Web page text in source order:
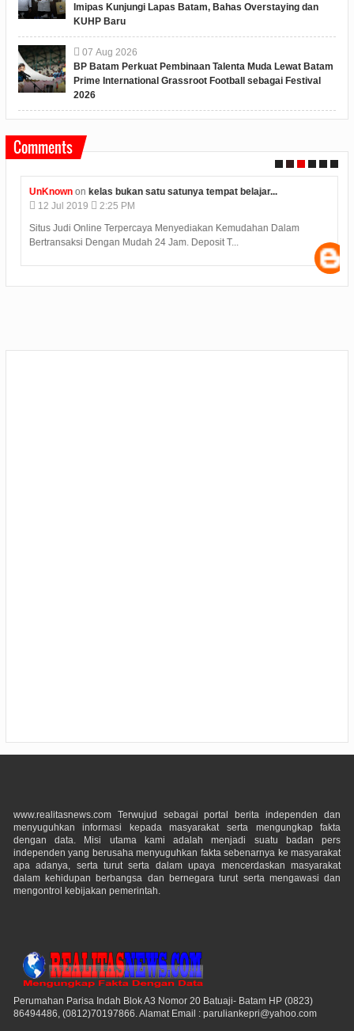
Imipas Kunjungi Lapas Batam, Bahas Overstaying dan
KUHP Baru
07 Aug 2026
BP Batam Perkuat Pembinaan Talenta Muda Lewat Batam
Prime International Grassroot Football sebagai Festival
2026
Comments
UnKnownonkelas bukan satu satunya tempat belajar...
12 Jul 2019
2:25 PM
Situs Judi Online Terpercaya Menyediakan Kemudahan Dalam
Bertransaksi Dengan Mudah 24 Jam. Deposit T...
www.realitasnews.com Terwujud sebagai portal berita independen dan
menyuguhkan informasi kepada masyarakat serta mengungkap fakta
dengan data. Misi utama kami adalah menjadi suatu badan pers
independen yang berusaha menyuguhkan fakta sebenarnya ke masyarakat
apa adanya, serta turut serta dalam upaya mencerdaskan masyarakat
dalam kehidupan berbangsa dan bernegara turut serta mengawasi dan
mengontrol kebijakan pemerintah.
Perumahan Parisa Indah Blok A3 Nomor 20 Batuaji- Batam HP (0823)
86494486, (0812)70197866. Alamat Email : paruliankepri@yahoo.com